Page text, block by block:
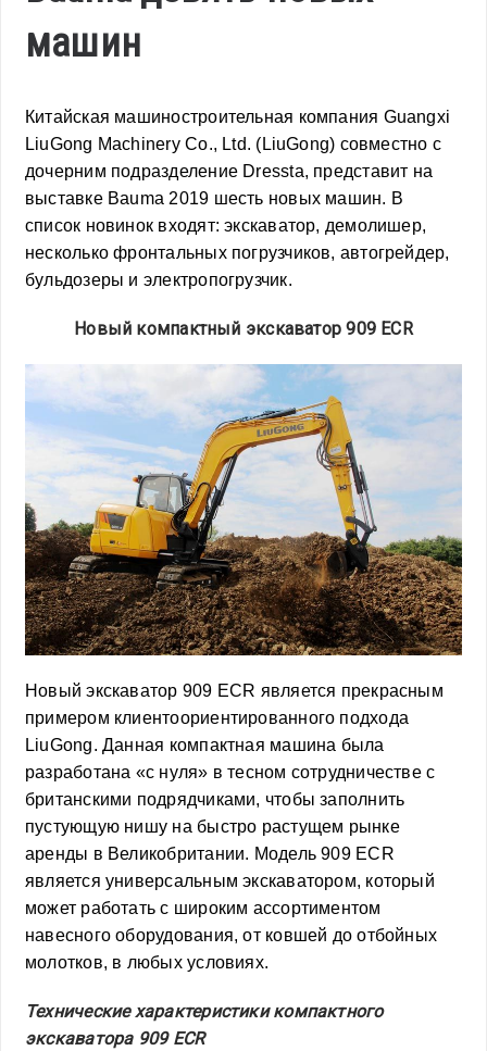
машин
Китайская машиностроительная компания Guangxi
LiuGong Machinery Co., Ltd. (LiuGong) совместно с
дочерним подразделение Dressta, представит на
выставке Bauma 2019 шесть новых машин. В
список новинок входят: экскаватор, демолишер,
несколько фронтальных погрузчиков, автогрейдер,
бульдозеры и электропогрузчик.
Новый компактный экскаватор 909 ECR
Новый экскаватор 909 ECR является прекрасным
примером клиентоориентированного подхода
LiuGong. Данная компактная машина была
разработана «с нуля» в тесном сотрудничестве с
британскими подрядчиками, чтобы заполнить
пустующую нишу на быстро растущем рынке
аренды в Великобритании. Модель 909 ECR
является универсальным экскаватором, который
может работать с широким ассортиментом
навесного оборудования, от ковшей до отбойных
молотков, в любых условиях.
Технические характеристики компактного
экскаватора 909 ECR